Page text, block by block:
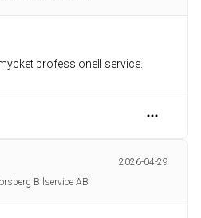
professionell service.
2026-04-29
Bilservice AB